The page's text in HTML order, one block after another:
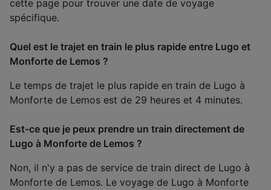
cette page pour trouver une date de voyage
spécifique.
Quel est le trajet en train le plus rapide entre Lugo et
Monforte de Lemos ?
Le temps de trajet le plus rapide en train de Lugo à
Monforte de Lemos est de 29 heures et 4 minutes.
Est-ce que je peux prendre un train directement de
Lugo à Monforte de Lemos ?
Non, il n'y a pas de service de train direct de Lugo à
Monforte de Lemos. Le voyage de Lugo à Monforte